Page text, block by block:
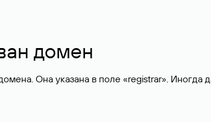
домен
Она указана в поле «registrar». Иногда